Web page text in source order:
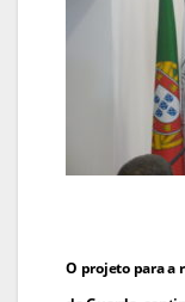
O projeto para a